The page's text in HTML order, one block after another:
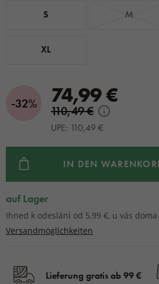
S M
XL
-32% 74,99 €
110,49 €
UPE: 110,49 €
IN DEN
auf Lager
Ihned k odeslání od 5,99 €, u vás
Versandmöglichkeiten
Lieferung gratis ab 99 €